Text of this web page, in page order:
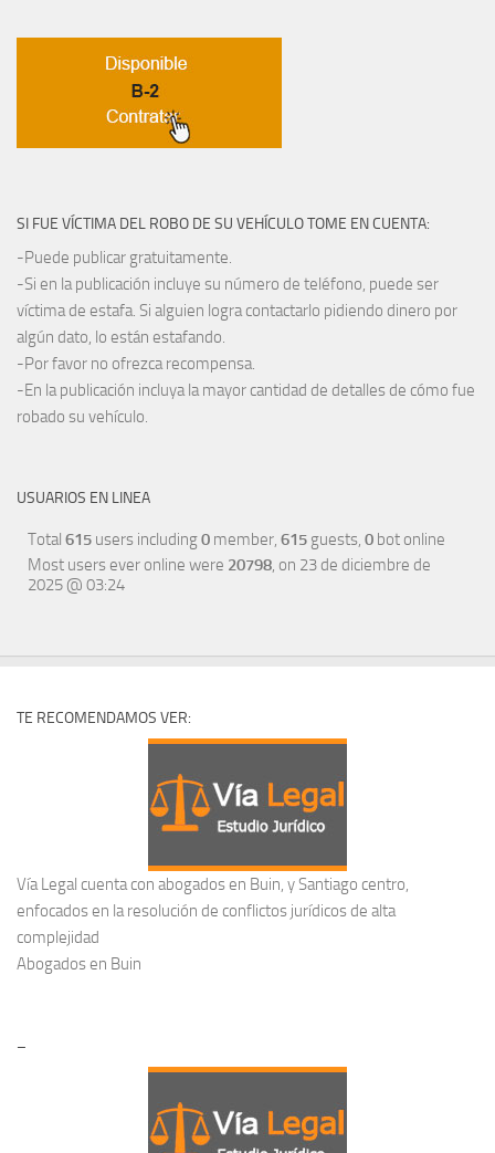
SI FUE VÍCTIMA DEL ROBO DE SU VEHÍCULO TOME EN CUENTA:
-Puede publicar gratuitamente.
-Si en la publicación incluye su número de teléfono, puede ser
víctima de estafa. Si alguien logra contactarlo pidiendo dinero por
algún dato, lo están estafando.
-Por favor no ofrezca recompensa.
-En la publicación incluya la mayor cantidad de detalles de cómo fue
robado su vehículo.
USUARIOS EN LINEA
Total 615 users including0 member, 615 guests, 0 bot online
Most users ever online were 20798, on 23 de diciembre de
2025 @ 03:24
TE RECOMENDAMOS VER:
Vía Legal cuenta con abogados en Buin, y Santiago centro,
enfocados en la resolución de conflictos jurídicos de alta
complejidad
Abogados en Buin
–